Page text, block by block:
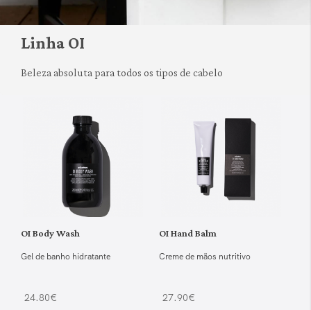
Linha OI
Beleza absoluta para todos os tipos de cabelo
OI Body Wash
Gel de banho hidratante
24.80€
OI Hand Balm
Creme de mãos nutritivo
27.90€